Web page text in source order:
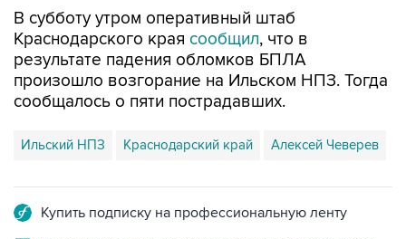
результате падения обломков БПЛА
произошло возгорание на Ильском НПЗ. Тогда
сообщалось о пяти пострадавших.
Ильский НПЗ Краснодарский край Алексей Чеверев
Подписаться на рассылку главных новостей сайта